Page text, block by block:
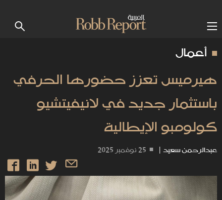
أعمال
هيرميس تعزز حضورها الحرفي
باستثمار جديد في لانيفيتشيو
كولومبو الإيطالية
عبدالرحمن سعيد | 25 نوفمبر 2025